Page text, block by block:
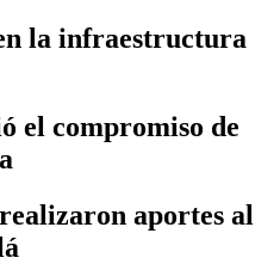
la infraestructura
el compromiso de
aportes al